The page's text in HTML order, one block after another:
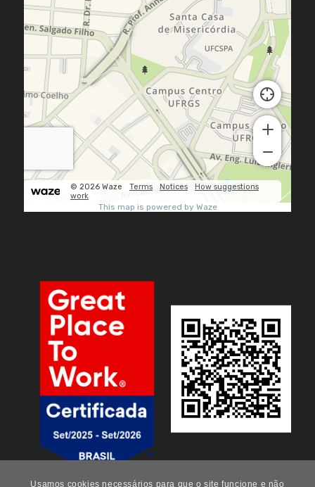
Usamos cookies necessários para que o site funcione e não